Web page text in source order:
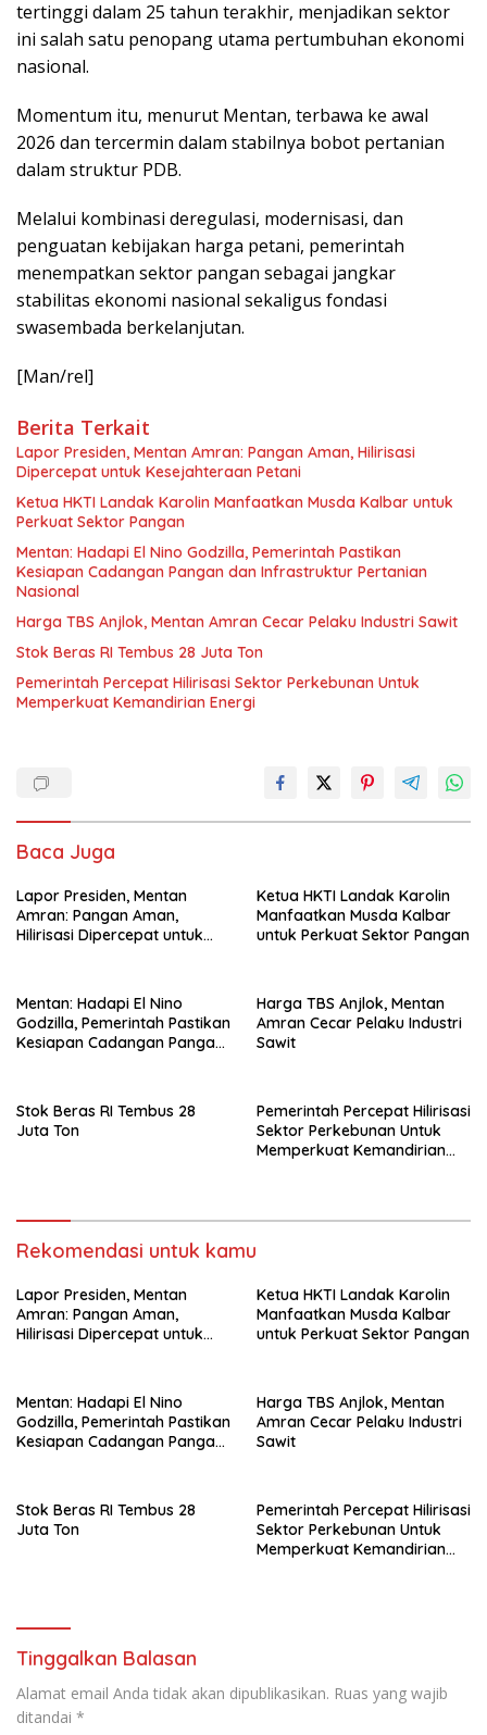
tertinggi dalam 25 tahun terakhir, menjadikan sektor
ini salah satu penopang utama pertumbuhan ekonomi
nasional.
Momentum itu, menurut Mentan, terbawa ke awal
2026 dan tercermin dalam stabilnya bobot pertanian
dalam struktur PDB.
Melalui kombinasi deregulasi, modernisasi, dan
penguatan kebijakan harga petani, pemerintah
menempatkan sektor pangan sebagai jangkar
stabilitas ekonomi nasional sekaligus fondasi
swasembada berkelanjutan.
[Man/rel]
Berita Terkait
Lapor Presiden, Mentan Amran: Pangan Aman, Hilirisasi
Dipercepat untuk Kesejahteraan Petani
Ketua HKTI Landak Karolin Manfaatkan Musda Kalbar untuk
Perkuat Sektor Pangan
Mentan: Hadapi El Nino Godzilla, Pemerintah Pastikan
Kesiapan Cadangan Pangan dan Infrastruktur Pertanian
Nasional
Harga TBS Anjlok, Mentan Amran Cecar Pelaku Industri Sawit
Stok Beras RI Tembus 28 Juta Ton
Pemerintah Percepat Hilirisasi Sektor Perkebunan Untuk
Memperkuat Kemandirian Energi
Baca Juga
Lapor Presiden, Mentan
Amran: Pangan Aman,
Hilirisasi Dipercepat untuk
Ketua HKTI Landak Karolin
Manfaatkan Musda Kalbar
untuk Perkuat Sektor Pangan
Mentan: Hadapi El Nino
Godzilla, Pemerintah Pastikan
Kesiapan Cadangan Pangan
Harga TBS Anjlok, Mentan
Amran Cecar Pelaku Industri
Sawit
Stok Beras RI Tembus 28
Juta Ton
Pemerintah Percepat Hilirisasi
Sektor Perkebunan Untuk
Memperkuat Kemandirian
Rekomendasi untuk kamu
Lapor Presiden, Mentan
Amran: Pangan Aman,
Hilirisasi Dipercepat untuk
Ketua HKTI Landak Karolin
Manfaatkan Musda Kalbar
untuk Perkuat Sektor Pangan
Mentan: Hadapi El Nino
Godzilla, Pemerintah Pastikan
Kesiapan Cadangan Pangan
Harga TBS Anjlok, Mentan
Amran Cecar Pelaku Industri
Sawit
Stok Beras RI Tembus 28
Juta Ton
Pemerintah Percepat Hilirisasi
Sektor Perkebunan Untuk
Memperkuat Kemandirian
Tinggalkan Balasan
Alamat email Anda tidak akan dipublikasikan. Ruas yang wajib
ditandai *